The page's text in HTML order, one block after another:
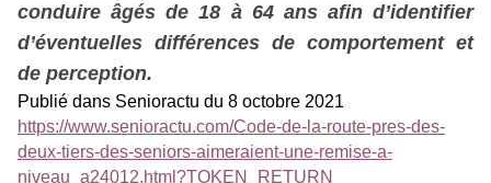
conduire âgés de 18 à 64 ans afin d’identifier
d’éventuelles différences de comportement et
de perception.
Publié dans Senioractu du 8 octobre 2021
https://www.senioractu.com/Code-de-la-route-pres-des-
deux-tiers-des-seniors-aimeraient-une-remise-a-
niveau_a24012.html?TOKEN_RETURN